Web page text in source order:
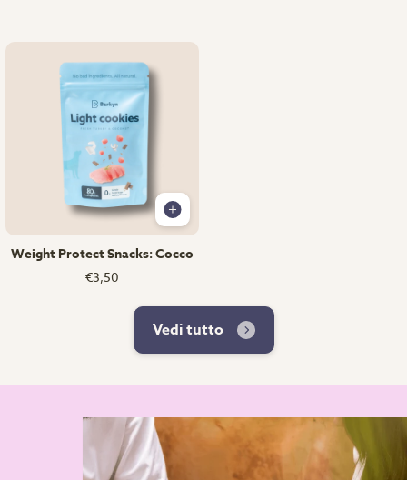
Weight Protect Snacks: Cocco
€3,50
Vedi tutto